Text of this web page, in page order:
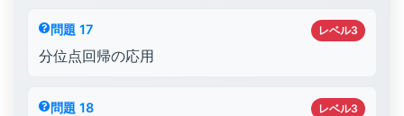
レベル3
問題 17
分位点回帰の応用
レベル3
問題 18